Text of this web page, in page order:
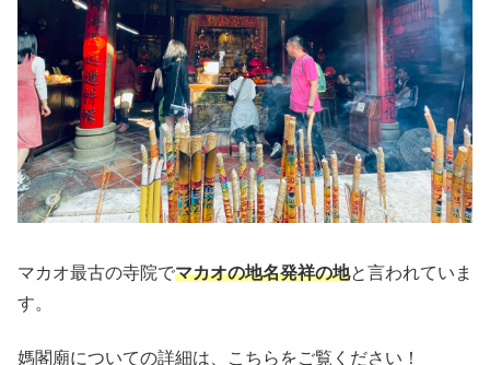
マカオ最古の寺院でマカオの地名発祥の地と言われていま
す。
媽閣廟についての詳細は、こちらをご覧ください！